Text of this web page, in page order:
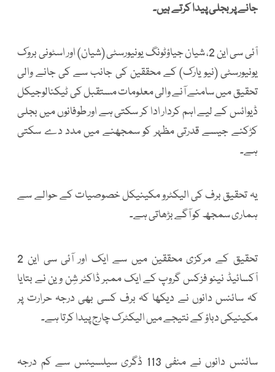
جانے پر بجلی پیدا کرتے ہیں۔
آئی سی این 2، شیان جیاؤٹونگ یونیورسٹی (شیان) اور اسٹونی بروک
یونیورسٹی (نیو یارک) کے محققین کی جانب سے کی جانے والی
تحقیق میں سامنے آنے والی معلومات مستقبل کی ٹیکنالوجیکل
ڈیوائس کے لیے اہم کردار ادا کر سکتی ہے اور طوفانوں میں بجلی
کڑکنے جیسے قدرتی مظہر کو سمجھنے میں مدد دے سکتی
ہے۔
یہ تحقیق برف کی الیکٹرو مکینیکل خصوصیات کے حوالے سے
ہماری سمجھ کو آگے بڑھاتی ہے۔
تحقیق کے مرکزی محققین میں سے ایک اور آئی سی این 2
آکسائیڈ نینو فزکس گروپ کے ایک ممبر ڈاکٹر شِن وین نے بتایا
کہ سائنس دانوں نے دیکھا کہ برف کسی بھی درجہ حرارت پر
مکینیکی دباؤ کے نتیجے میں الیکٹرک چارج پیدا کرتا ہے۔
سائنس دانوں نے منفی 113 ڈگری سیلسیئس سے کم درجہ